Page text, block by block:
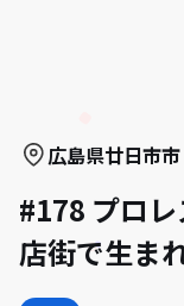
広島県廿日市市
#178 プロ
店街で生ま